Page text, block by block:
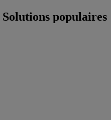
Solutions populaires